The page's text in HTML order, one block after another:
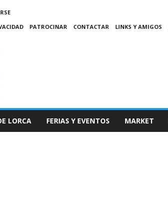
PATROCINAR CONTACTAR LINKS Y AMIGOS
LORCA FERIAS Y EVENTOS MARKET